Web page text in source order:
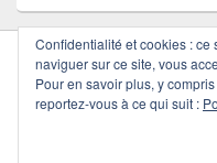
Copyright © 2026
Confidentialité et cookies : ce
naviguer sur ce site, vous
Pour en savoir plus, y
reportez-vous à ce qui suit :